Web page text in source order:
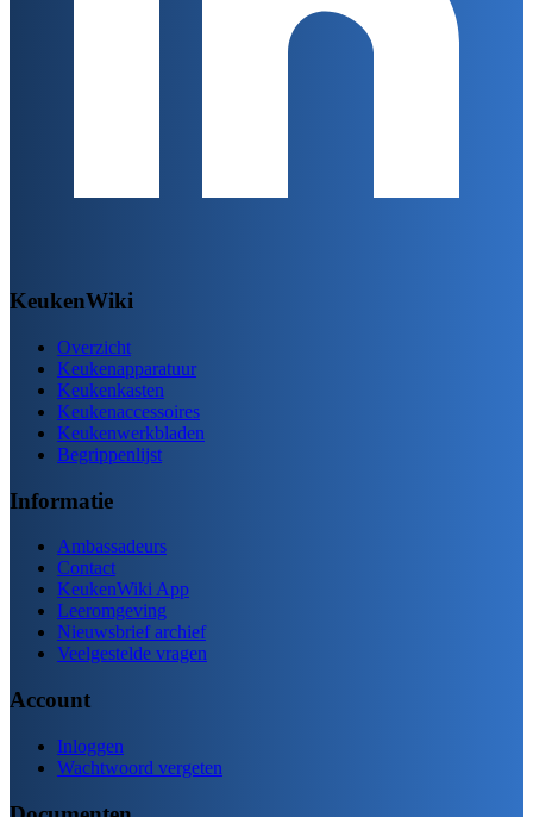
KeukenWiki
Overzicht
Keukenapparatuur
Keukenkasten
Keukenaccessoires
Keukenwerkbladen
Begrippenlijst
Informatie
Ambassadeurs
Contact
KeukenWiki App
Leeromgeving
Nieuwsbrief archief
Veelgestelde vragen
Account
Inloggen
Wachtwoord vergeten